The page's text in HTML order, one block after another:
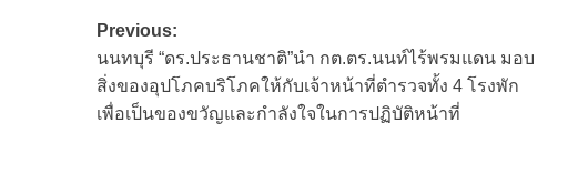
Post
navigation
Previous:
นนทบุรี “ดร.ประธานชาติ”นำ กต.ตร.นนท์ไร้พรมแดน มอบ
สิ่งของอุปโภคบริโภคให้กับเจ้าหน้าที่ตำรวจทั้ง 4 โรงพัก
เพื่อเป็นของขวัญและกำลังใจในการปฏิบัติหน้าที่